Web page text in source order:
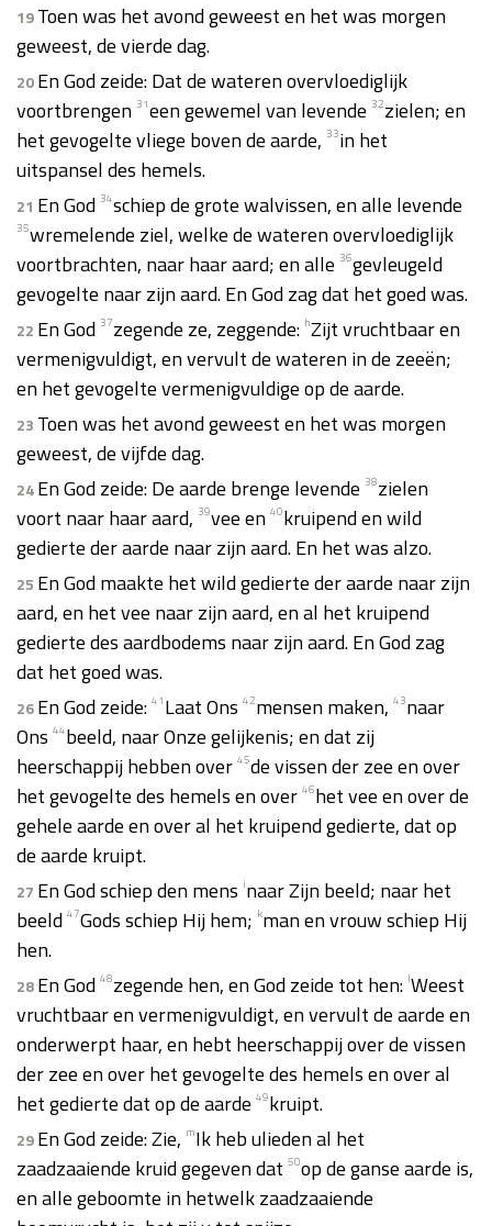
19Toen was het avond geweest en het was morgen
geweest, de vierde dag.
20En God zeide: Dat de wateren overvloediglijk
voortbrengen 31een gewemel van levende 32zielen; en
het gevogelte vliege boven de aarde, 33in het
uitspansel des hemels.
21 En God 34schiep de grote walvissen, en alle levende
35wremelende ziel, welke de wateren overvloediglijk
voortbrachten, naar haar aard; en alle 36gevleugeld
gevogelte naar zijn aard. En God zag dat het goed was.
22 En God 37zegende ze, zeggende: hZijt vruchtbaar en
vermenigvuldigt, en vervult de wateren in de zeeën;
en het gevogelte vermenigvuldige op de aarde.
23 Toen was het avond geweest en het was morgen
geweest, de vijfde dag.
24En God zeide: De aarde brenge levende 38zielen
voort naar haar aard, 39vee en 40kruipend en wild
gedierte der aarde naar zijn aard. En het was alzo.
25 En God maakte het wild gedierte der aarde naar zijn
aard, en het vee naar zijn aard, en al het kruipend
gedierte des aardbodems naar zijn aard. En God zag
dat het goed was.
26En God zeide: 41 Laat Ons 42mensen maken, 43naar
Ons 44beeld, naar Onze gelijkenis; en dat zij
heerschappij hebben over 45de vissen der zee en over
het gevogelte des hemels en over 46het vee en over de
gehele aarde en over al het kruipend gedierte, dat op
de aarde kruipt.
27 En God schiep den mens inaar Zijn beeld; naar het
beeld 47Gods schiep Hij hem; kman en vrouw schiep Hij
hen.
28En God 48zegende hen, en God zeide tot hen: lWeest
vruchtbaar en vermenigvuldigt, en vervult de aarde en
onderwerpt haar, en hebt heerschappij over de vissen
der zee en over het gevogelte des hemels en over al
het gedierte dat op de aarde 49kruipt.
29En God zeide: Zie, mIk heb ulieden al het
zaadzaaiende kruid gegeven dat 50op de ganse aarde is,
en alle geboomte in hetwelk zaadzaaiende